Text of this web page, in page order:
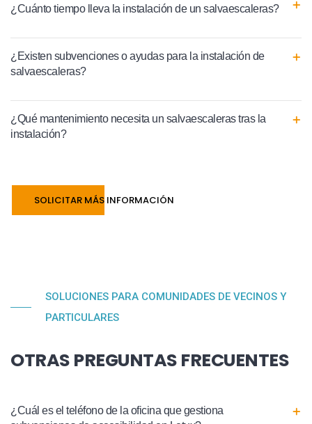
¿Cuánto tiempo lleva la instalación de un salvaescaleras?
¿Existen subvenciones o ayudas para la instalación de
salvaescaleras?
¿Qué mantenimiento necesita un salvaescaleras tras la
instalación?
SOLICITAR MÁS INFORMACIÓN
SOLUCIONES PARA COMUNIDADES DE VECINOS Y
PARTICULARES
OTRAS PREGUNTAS FRECUENTES
¿Cuál es el teléfono de la oficina que gestiona